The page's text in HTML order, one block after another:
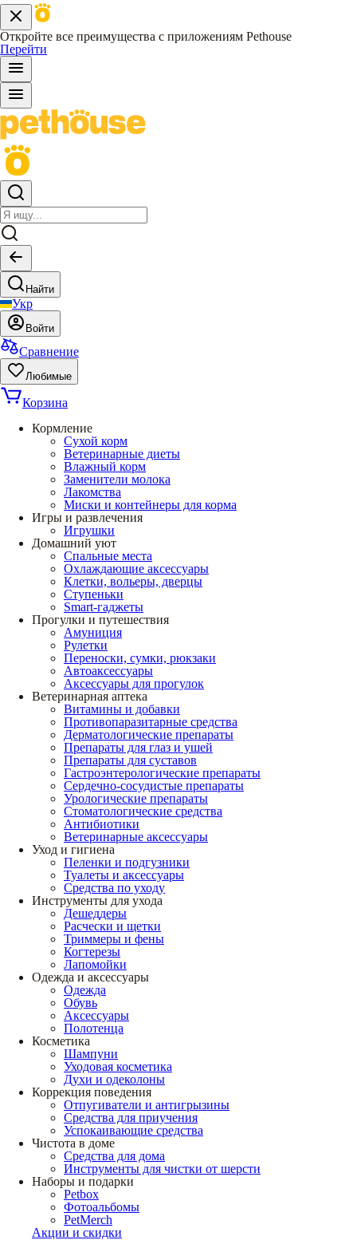
Откройте все преимущества с приложениям Pethouse
Перейти
Найти
Укр
Войти
Сравнение
Любимые
Корзина
Кормление
Сухой корм
Ветеринарные диеты
Влажный корм
Заменители молока
Лакомства
Миски и контейнеры для корма
Игры и развлечения
Игрушки
Домашний уют
Спальные места
Охлаждающие аксессуары
Клетки, вольеры, дверцы
Ступеньки
Smart-гаджеты
Прогулки и путешествия
Амуниция
Рулетки
Переноски, сумки, рюкзаки
Автоаксессуары
Аксессуары для прогулок
Ветеринарная аптека
Витамины и добавки
Противопаразитарные средства
Дерматологические препараты
Препараты для глаз и ушей
Препараты для суставов
Гастроэнтерологические препараты
Сердечно-сосудистые препараты
Урологические препараты
Стоматологические средства
Антибиотики
Ветеринарные аксессуары
Уход и гигиена
Пеленки и подгузники
Туалеты и аксессуары
Средства по уходу
Инструменты для ухода
Дешеддеры
Расчески и щетки
Триммеры и фены
Когтерезы
Лапомойки
Одежда и аксессуары
Одежда
Обувь
Аксессуары
Полотенца
Косметика
Шампуни
Уходовая косметика
Духи и одеколоны
Коррекция поведения
Отпугиватели и антигрызины
Средства для приучения
Успокаивающие средства
Чистота в доме
Средства для дома
Инструменты для чистки от шерсти
Наборы и подарки
Petbox
Фотоальбомы
PetMerch
Акции и скидки